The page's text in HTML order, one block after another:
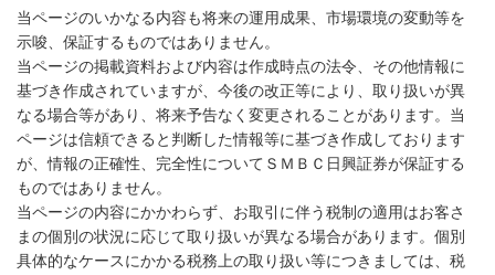
当ページのいかなる内容も将来の運用成果、市場環境の変動等を
示唆、保証するものではありません。
当ページの掲載資料および内容は作成時点の法令、その他情報に
基づき作成されていますが、今後の改正等により、取り扱いが異
なる場合等があり、将来予告なく変更されることがあります。当
ページは信頼できると判断した情報等に基づき作成しております
が、情報の正確性、完全性についてＳＭＢＣ日興証券が保証する
ものではありません。
当ページの内容にかかわらず、お取引に伴う税制の適用はお客さ
まの個別の状況に応じて取り扱いが異なる場合があります。個別
具体的なケースにかかる税務上の取り扱い等につきましては、税